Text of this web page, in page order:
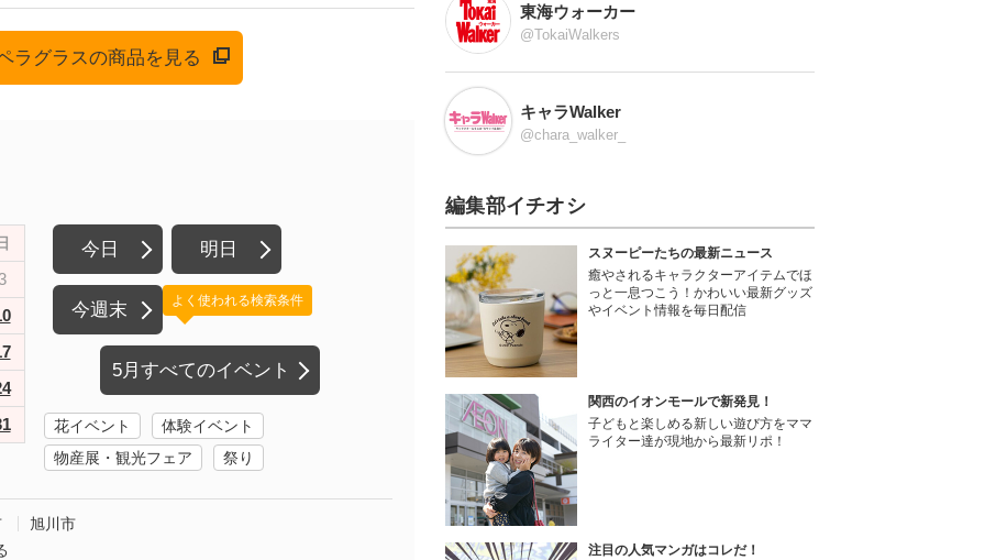
ラグラスの商品を見る
今日 明日
今週末
5月すべてのイベント
よく使われる検索条件
花イベント
体験イベント
物産展・観光フェア
祭り
旭川市
東海ウォーカー
@TokaiWalkers
キャラWalker
@chara_walker_
編集部イチオシ
スヌーピーたちの最新ニュース
癒やされるキャラクターアイテムでほ
っと一息つこう！かわいい最新グッズ
やイベント情報を毎日配信
関西のイオンモールで新発見！
子どもと楽しめる新しい遊び方をママ
ライター達が現地から最新リポ！
注目の人気マンガはコレだ！